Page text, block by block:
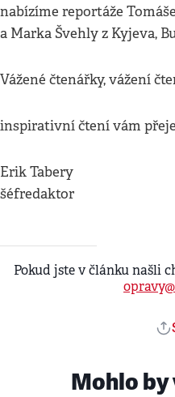
nabízíme reportáže
a Marka Švehly z Kyjeva,
Vážené čtenářky, vážení
inspirativní čtení vám přeje
Erik Tabery
šéfredaktor
Pokud jste v článku našli
Mohlo by